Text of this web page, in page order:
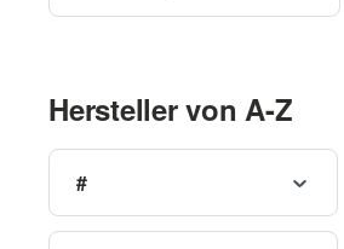
Hersteller von A-Z
#